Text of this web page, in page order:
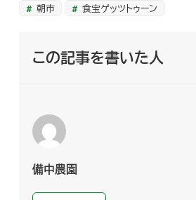
朝市
食宝ゲッツトゥーン
この記事を書いた人
備中農園